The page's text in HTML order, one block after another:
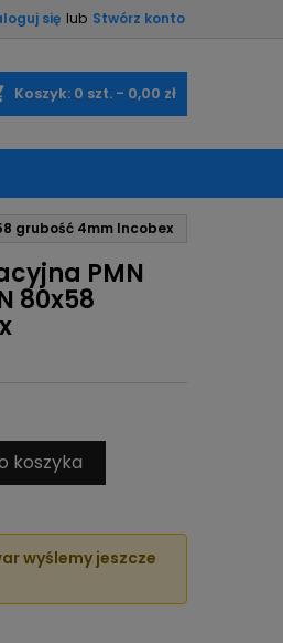
się lub Stwórz konto
Koszyk: 0 szt. - 0,00 zł
grubość 4mm Incobex
PMN
80x58
koszyka
wyślemy jeszcze